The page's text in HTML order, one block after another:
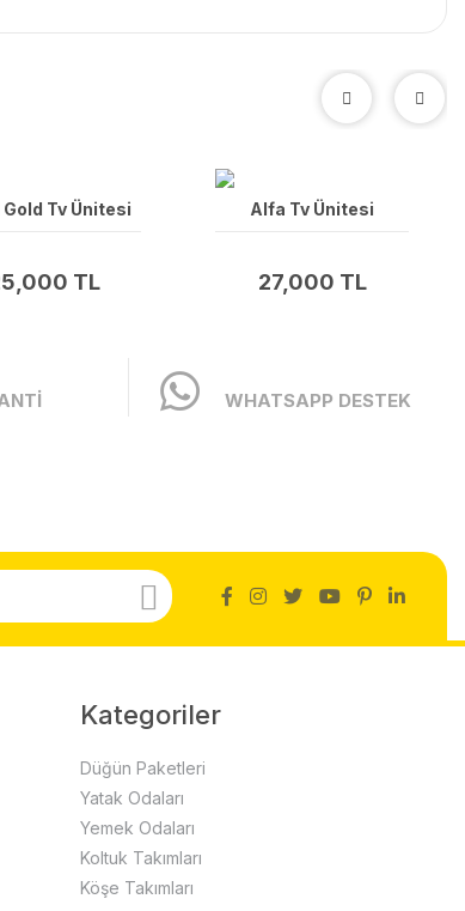
Gold Tv Ünitesi
TL
Alfa Tv Ünitesi
27,000 TL
WHATSAPP DESTEK
Kategoriler
Düğün Paketleri
Yatak Odaları
Yemek Odaları
Koltuk Takımları
Köşe Takımları